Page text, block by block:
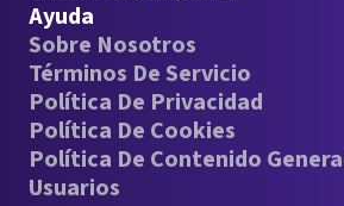
Ayuda
Sobre Nosotros
Términos De Servicio
Política De Privacidad
Política De Cookies
Política De Contenido
Usuarios